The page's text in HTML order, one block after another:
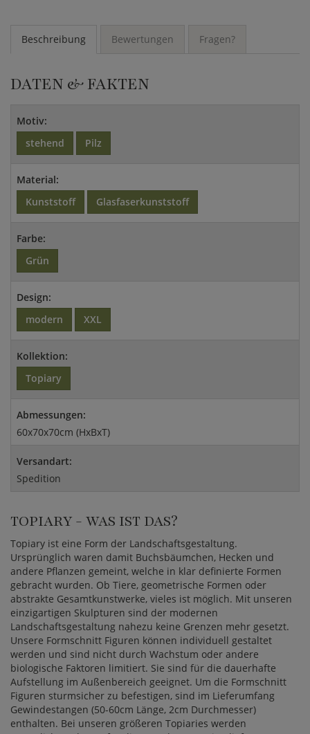
Beschreibung Bewertungen Fragen?
DATEN & FAKTEN
Motiv:
stehend
Pilz
Material:
Kunststoff
Glasfaserkunststoff
Farbe:
Grün
Design:
modern
XXL
Kollektion:
Topiary
Abmessungen:
60x70x70cm (HxBxT)
Versandart:
Spedition
TOPIARY - WAS IST DAS?
Topiary ist eine Form der Landschaftsgestaltung.
Ursprünglich waren damit Buchsbäumchen, Hecken und
andere Pflanzen gemeint, welche in klar definierte Formen
gebracht wurden. Ob Tiere, geometrische Formen oder
abstrakte Gesamtkunstwerke, vieles ist möglich. Mit unseren
einzigartigen Skulpturen sind der modernen
Landschaftsgestaltung nahezu keine Grenzen mehr gesetzt.
Unsere Formschnitt Figuren können individuell gestaltet
werden und sind nicht durch Wachstum oder andere
biologische Faktoren limitiert. Sie sind für die dauerhafte
Aufstellung im Außenbereich geeignet. Um die Formschnitt
Figuren sturmsicher zu befestigen, sind im Lieferumfang
Gewindestangen (50-60cm Länge, 2cm Durchmesser)
enthalten. Bei unseren größeren Topiaries werden